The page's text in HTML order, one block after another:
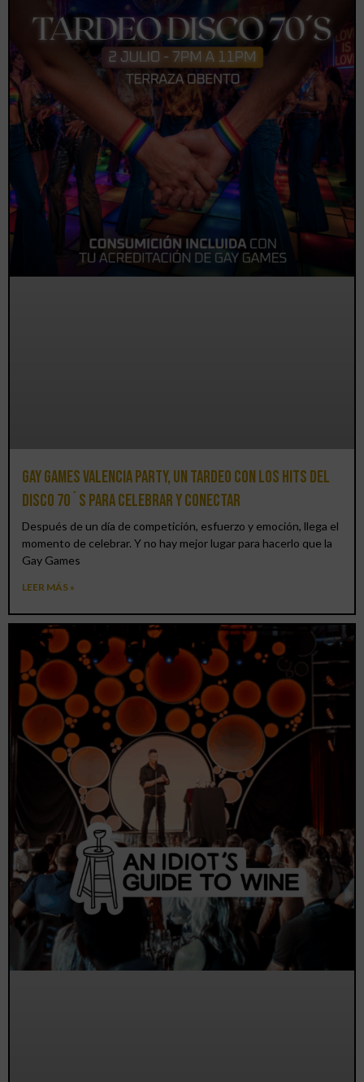
Gay Games Valencia Party, un tardeo con los hits del
DISCO 70´S para celebrar y conectar
Después de un día de competición, esfuerzo y emoción, llega el
momento de celebrar. Y no hay mejor lugar para hacerlo que la
Gay Games
LEER MÁS »